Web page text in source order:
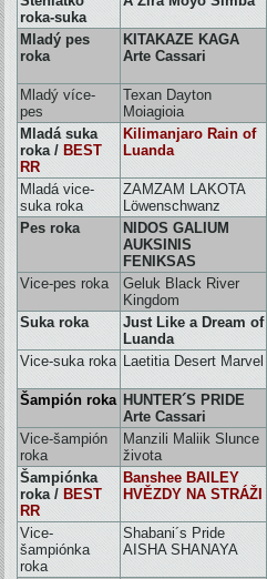
roka-suka
Mladý pes
roka
KITAKAZE KAGA
Arte Cassari
Mladý více-
pes
Texan Dayton
Moiagioia
Mladá suka
roka / BEST
RR
Kilimanjaro Rain of
Luanda
Mladá vice-
suka roka
ZAMZAM LAKOTA
Löwenschwanz
Pes roka
NIDOS GALIUM
AUKSINIS
FENIKSAS
Vice-pes roka
Geluk Black River
Kingdom
Suka roka
Just Like a Dream of
Luanda
Vice-suka roka Laetitia Desert Marvel
Šampión roka HUNTER´S PRIDE
Arte Cassari
Vice-šampión
roka
Manzili Maliik Slunce
života
Šampiónka
roka / BEST
RR
Banshee BAILEY
HVĚZDY NA STRÁŽI
Vice-
šampiónka
roka
Shabani´s Pride
AISHA SHANAYA